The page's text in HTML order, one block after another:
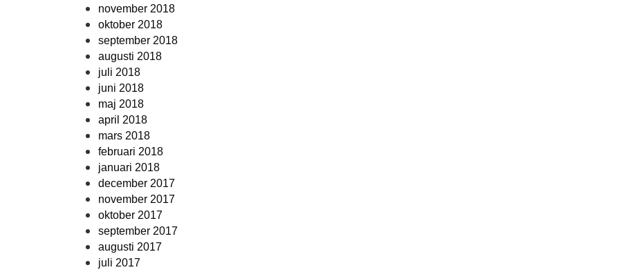
november 2018
oktober 2018
september 2018
augusti 2018
juli 2018
juni 2018
maj 2018
april 2018
mars 2018
februari 2018
januari 2018
december 2017
november 2017
oktober 2017
september 2017
augusti 2017
juli 2017